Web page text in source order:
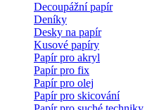
Decoupážní papír
Deníky
Desky na papír
Kusové papíry
Papír pro akryl
Papír pro fix
Papír pro olej
Papír pro skicování